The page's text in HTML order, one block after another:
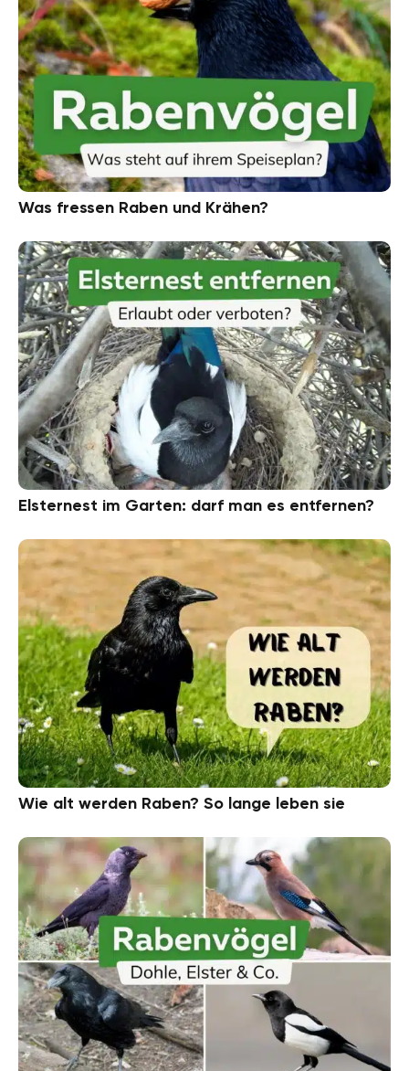
Was fressen Raben und Krähen?
Elsternest im Garten: darf man es entfernen?
Wie alt werden Raben? So lange leben sie